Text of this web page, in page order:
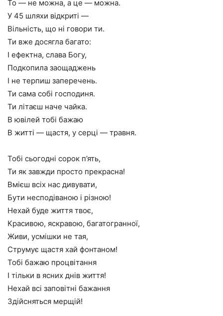
То — не можна, а це — можна.
У 45 шляхи відкриті —
Вільність, що ні говори ти.
Ти вже досягла багато:
І ефектна, слава Богу,
Подкопила заощаджень
І не терпиш заперечень.
Ти сама собі господиня.
Ти літаєш наче чайка.
В ювілей тобі бажаю
В житті — щастя, у серці — травня.
Тобі сьогодні сорок п’ять,
Ти як завжди просто прекрасна!
Вмієш всіх нас дивувати,
Бути несподіваною і різною!
Нехай буде життя твоє,
Красивою, яскравою, багатогранної,
Живи, усмішки не тая,
Струмує щастя хай фонтаном!
Тобі бажаю процвітання
І тільки в ясних днів життя!
Нехай всі заповітні бажання
Здійсняться мерщій!